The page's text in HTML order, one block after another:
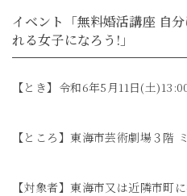
イベント「無料婚活講座 自
れる女子になろう!」
【とき】令和6年5月11日(土
【ところ】東海市芸術劇場３階
【対象者】東海市又は近隣市町